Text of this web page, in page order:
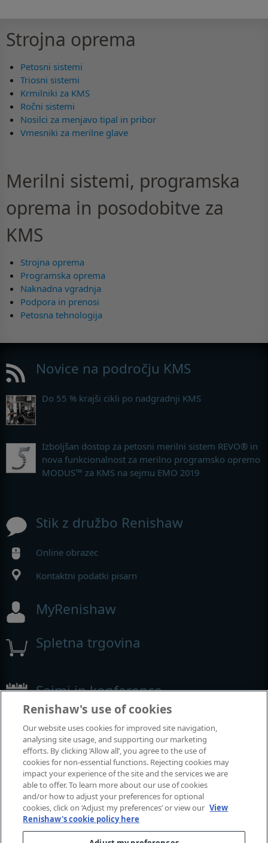
Strojna oprema
Petosni sistemi
Triosni sistemi
Krmilniki za KMS
Ročni sistemi
Nosilci za menjavo tipal in pribor
Vmesniki za merilne glave
Merilni sistemi, programska
oprema in posodobitve za
KMS
Strojna oprema
Programska oprema
Naknadna vgradnja
Podpora in prenosi
Petosna tehnologija
Novice na področju KMS
Do 55 % krajši cikli po nadgradnji KMS
Izboljšan dostop za petosni merilni sistem REVO® in
nova funkcionalnost za merilno programsko opremo
MODUS™ za KMS na sejmu EMO 2019
Stik z družbo Renishaw
Online obrazec
Kontaktni podatki pisarn
MyRenishaw
Spletna trgovina
Sejmi in konference
Renishaw's use of cookies
Our website uses cookies for improved site navigation,
analysing site usage, and supporting our marketing
efforts. By clicking ‘Allow all’, you agree to the use of
cookies for non-essential functions. Rejecting cookies may
impact your experience of the site and the services we are
able to offer. To learn more about our use of cookies
and/or how to adjust your preferences for optional
cookies, click on ‘Adjust my preferences’ or view our View
Renishaw's cookie policy here